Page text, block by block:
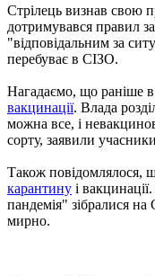
Стрілець визнав свою
дотримувався правил
"відповідальним за
перебуває в СІЗО.
Нагадаємо, що раніше в
вакцинації. Влада
можна все, і
сорту, заявили
Також повідомлялося,
карантину і
пандемія" зібралися
мирно.